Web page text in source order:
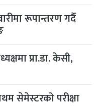
रूपान्तरण गर्दै
प्रा.डा. केसी,
सेमेस्टरको परीक्षा